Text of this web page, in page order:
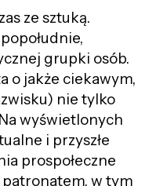
ze sztuką.
grupki osób.
o jakże ciekawym,
nie tylko
Na wyświetlonych
i przyszłe
prospołeczne
w tym